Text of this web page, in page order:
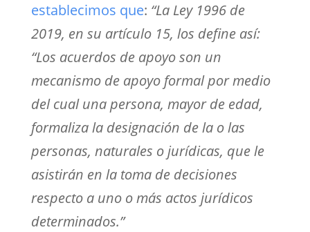
establecimos que: “La Ley 1996 de
2019, en su artículo 15, los define así:
“Los acuerdos de apoyo son un
mecanismo de apoyo formal por medio
del cual una persona, mayor de edad,
formaliza la designación de la o las
personas, naturales o jurídicas, que le
asistirán en la toma de decisiones
respecto a uno o más actos jurídicos
determinados.”